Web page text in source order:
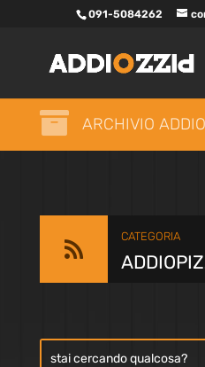
091-5084262
 ARCHIVIO

CATEGORIA